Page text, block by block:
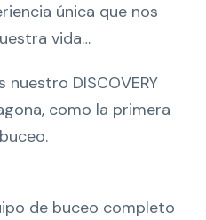
única que nos
vida…
DISCOVERY
como la primera
de buceo completo